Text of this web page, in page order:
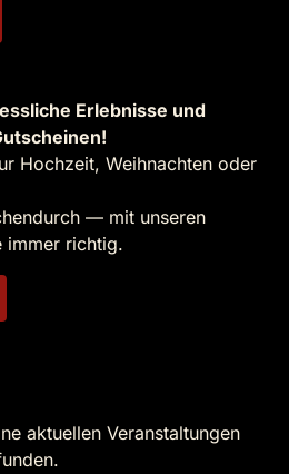
Erlebnisse und
Hochzeit, Weihnachten oder
— mit unseren
immer richtig.
aktuellen Veranstaltungen